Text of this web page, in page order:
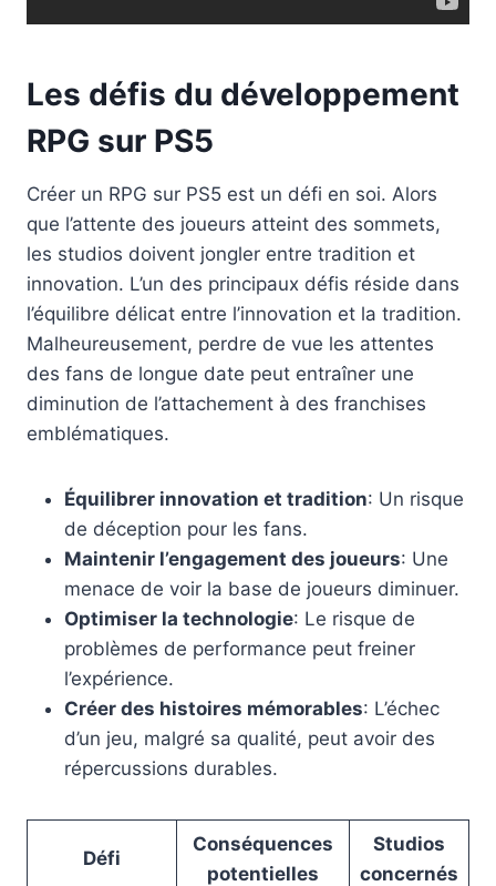
Les défis du développement
RPG sur PS5
Créer un RPG sur PS5 est un défi en soi. Alors
que l’attente des joueurs atteint des sommets,
les studios doivent jongler entre tradition et
innovation. L’un des principaux défis réside dans
l’équilibre délicat entre l’innovation et la tradition.
Malheureusement, perdre de vue les attentes
des fans de longue date peut entraîner une
diminution de l’attachement à des franchises
emblématiques.
Équilibrer innovation et tradition: Un risque
de déception pour les fans.
Maintenir l’engagement des joueurs: Une
menace de voir la base de joueurs diminuer.
Optimiser la technologie: Le risque de
problèmes de performance peut freiner
l’expérience.
Créer des histoires mémorables: L’échec
d’un jeu, malgré sa qualité, peut avoir des
répercussions durables.
Défi
Conséquences
potentielles
Studios
concernés